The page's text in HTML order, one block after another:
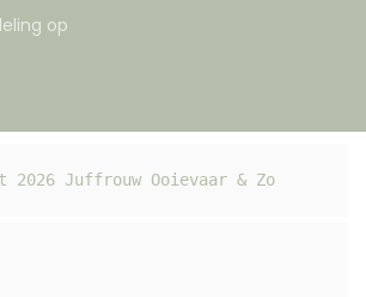
op
2026 Juffrouw Ooievaar & Zo